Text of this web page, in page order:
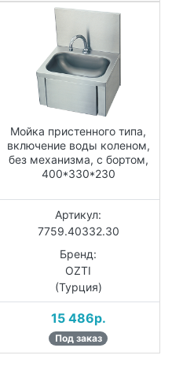
Мойка пристенного типа,
включение воды коленом,
без механизма, с бортом,
400*330*230
Артикул:
7759.40332.30
Бренд:
OZTI
(Турция)
15 486р.
Под заказ